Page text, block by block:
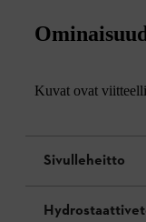
Kuvat ovat
Sivulleheitto